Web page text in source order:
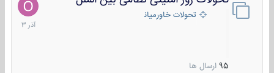
تحولات خاورمیانه
95 ارسال ها
آذر
1403